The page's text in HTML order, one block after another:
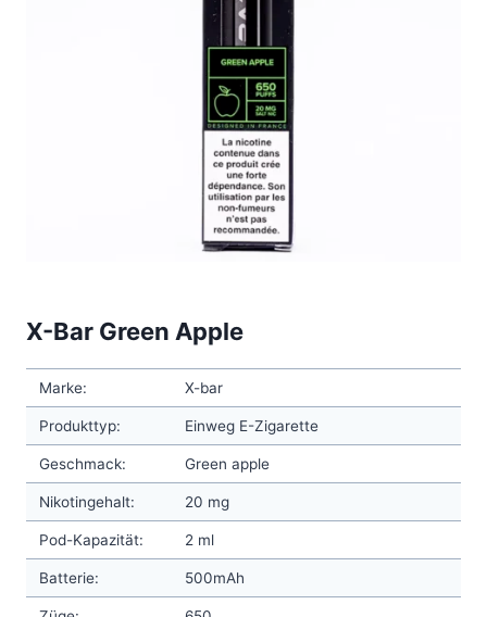
X-Bar Green Apple
Marke: X-bar
Produkttyp: Einweg E-Zigarette
Geschmack: Green apple
Nikotingehalt: 20 mg
Pod-Kapazität: 2 ml
Batterie: 500mAh